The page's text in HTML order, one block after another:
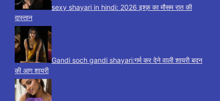
sexy shayari in hindi: 2026 इश्क़ का मौसम रात की
दास्तान
Gandi soch gandi shayari:गर्म कर देने वाली शायरी बदन
की आग शायरी